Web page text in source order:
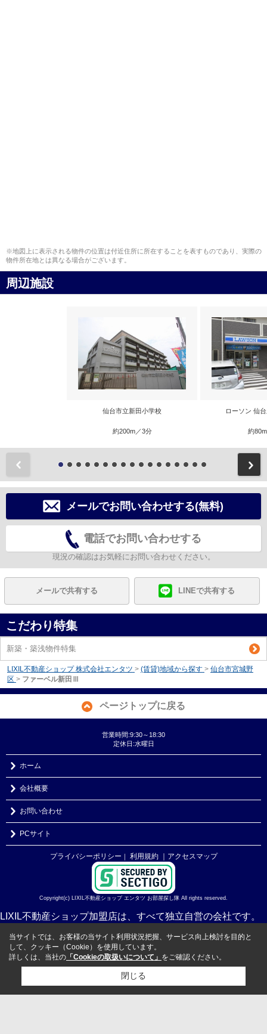
※地図上に表示される物件の位置は付近住所に所在することを表すものであり、実際の
物件所在地とは異なる場合がございます。
周辺施設
仙台市立新田小学校
約200m／3分
ローソン 仙
約
メールでお問い合わせする(無料)
電話でお問い合わせする
現況の確認はお気軽にお問い合わせください。
メールで共有する LINEで共有する
こだわり特集
新築・築浅物件特集
LIXIL不動産ショップ 株式会社エンタツ > (賃貸)地域から探す > 仙台市宮城野
区 > ファーベル新田Ⅲ
ページトップに戻る
営業時間:9:30～18:30
定休日:水曜日
ホーム
会社概要
お問い合わせ
PCサイト
プライバシーポリシー 利用規約 ｜アクセスマップ
Copyright(c) LIXIL不動産ショップ エンタツ お部屋探し隊 All rights reserved.
LIXIL不動産ショップ加盟店は、すべて独立自営の会社です。
当サイトでは、お客様の当サイト利用状況把握、サービス向上検討を目的と
して、クッキー（Cookie）を使用しています。
詳しくは、当社の 「Cookieの取扱いについて」 をご確認ください。
閉じる